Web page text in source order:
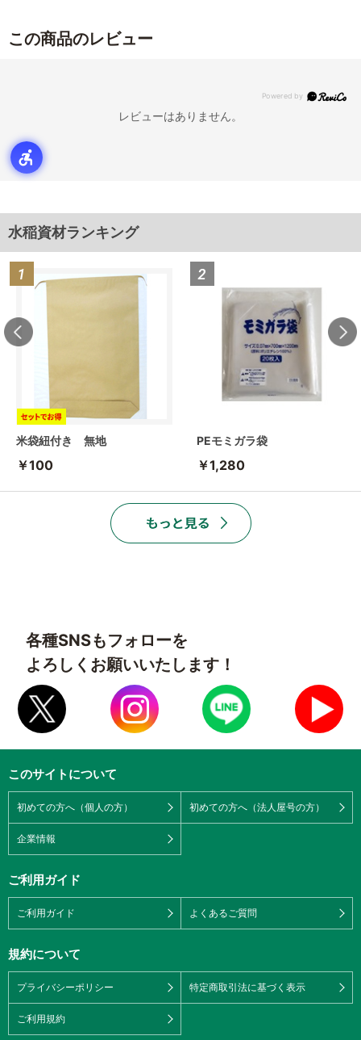
この商品のレビュー
レビューはありません。
水稲資材ランキング
米袋紐付き 無地
￥100
PEモミガラ袋
￥1,280
各種SNSもフォローを
よろしくお願いいたします！
このサイトについて
初めての方へ（個人の方） 初めての方へ（法人屋号の方）
企業情報
ご利用ガイド
ご利用ガイド よくあるご質問
規約について
プライバシーポリシー 特定商取引法に基づく表示
ご利用規約